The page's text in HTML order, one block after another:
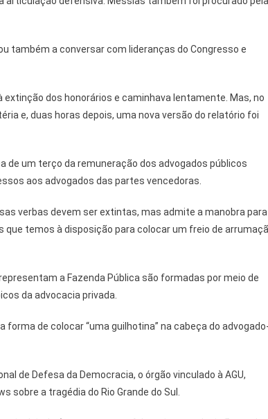
também a conversar com lideranças do Congresso e
dos honorários e caminhava lentamente. Mas, no
e, duas horas depois, uma nova versão do relatório foi
de um terço da remuneração dos advogados públicos
aos advogados das partes vencedoras.
verbas devem ser extintas, mas admite a manobra para
temos à disposição para colocar um freio de
a Fazenda Pública são formadas por meio de
da advocacia privada.
de colocar “uma guilhotina” na cabeça do advogado-
de Defesa da Democracia, o órgão vinculado à AGU,
a tragédia do Rio Grande do Sul.